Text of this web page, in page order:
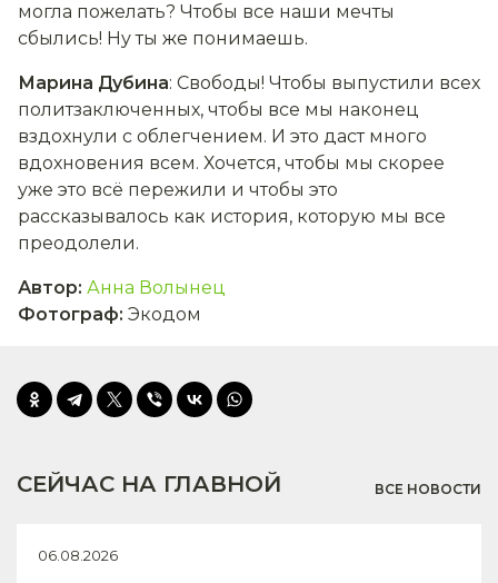
могла пожелать? Чтобы все наши мечты
сбылись! Ну ты же понимаешь.
Марина Дубина: Свободы! Чтобы выпустили всех
политзаключенных, чтобы все мы наконец
вздохнули с облегчением. И это даст много
вдохновения всем. Хочется, чтобы мы скорее
уже это всё пережили и чтобы это
рассказывалось как история, которую мы все
преодолели.
Автор: Анна Волынец
Фотограф: Экодом
СЕЙЧАС НА ГЛАВНОЙ ВСЕ НОВОСТИ
06.08.2026